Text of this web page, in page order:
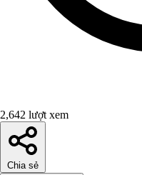
2,642 lượt xem
Chia sẻ